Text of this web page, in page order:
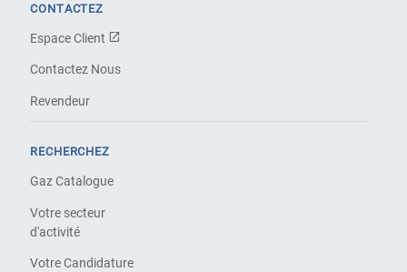
CONTACTEZ
Espace Client
Contactez Nous
Revendeur
RECHERCHEZ
Gaz Catalogue
Votre secteur
d'activité
Votre Candidature